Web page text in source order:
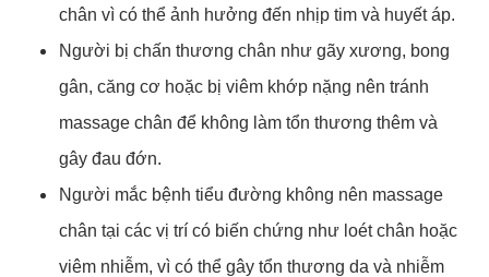
chân vì có thể ảnh hưởng đến nhịp tim và huyết áp.
Người bị chấn thương chân như gãy xương, bong
gân, căng cơ hoặc bị viêm khớp nặng nên tránh
massage chân để không làm tổn thương thêm và
gây đau đớn.
Người mắc bệnh tiểu đường không nên massage
chân tại các vị trí có biến chứng như loét chân hoặc
viêm nhiễm, vì có thể gây tổn thương da và nhiễm